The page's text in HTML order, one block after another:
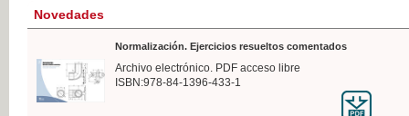
Novedades
Normalización. Ejercicios resueltos comentados
Archivo electrónico. PDF acceso libre
ISBN:978-84-1396-433-1